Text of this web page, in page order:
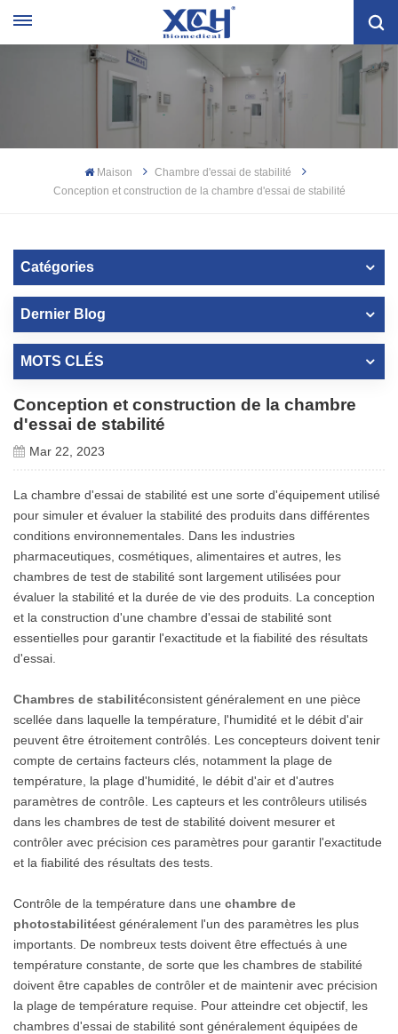
Maison
Chambre d'essai de stabilité
Conception et construction de la chambre d'essai de stabilité
Catégories
Dernier Blog
MOTS CLÉS
Conception et construction de la chambre
d'essai de stabilité
Mar 22, 2023
La chambre d'essai de stabilité est une sorte d'équipement utilisé
pour simuler et évaluer la stabilité des produits dans différentes
conditions environnementales. Dans les industries
pharmaceutiques, cosmétiques, alimentaires et autres, les
chambres de test de stabilité sont largement utilisées pour
évaluer la stabilité et la durée de vie des produits. La conception
et la construction d'une chambre d'essai de stabilité sont
essentielles pour garantir l'exactitude et la fiabilité des résultats
d'essai.
Chambres de stabilitéconsistent généralement en une pièce
scellée dans laquelle la température, l'humidité et le débit d'air
peuvent être étroitement contrôlés. Les concepteurs doivent tenir
compte de certains facteurs clés, notamment la plage de
température, la plage d'humidité, le débit d'air et d'autres
paramètres de contrôle. Les capteurs et les contrôleurs utilisés
dans les chambres de test de stabilité doivent mesurer et
contrôler avec précision ces paramètres pour garantir l'exactitude
et la fiabilité des résultats des tests.
Contrôle de la température dans une chambre de
photostabilitéest généralement l'un des paramètres les plus
importants. De nombreux tests doivent être effectués à une
température constante, de sorte que les chambres de stabilité
doivent être capables de contrôler et de maintenir avec précision
la plage de température requise. Pour atteindre cet objectif, les
chambres d'essai de stabilité sont généralement équipées de